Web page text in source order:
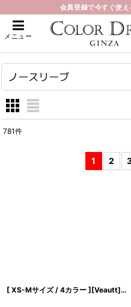
会員登録で今すぐ使
メニュー
ホーム > ノースリーブ
ノースリーブ
781件
1 2
[ XS-Mサイズ / 4カラー ][Veautt]ホルターネック・ミディアムロングドレス・マーメイド・タイト・アンクル丈《送料＆代引き手数料無料》